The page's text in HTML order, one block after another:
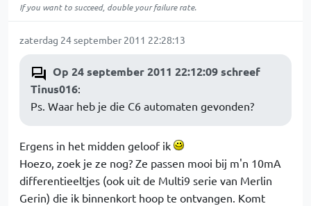
If you want to succeed, double your failure rate.
zaterdag 24 september 2011 22:28:13
Op 24 september 2011 22:12:09 schreef
Tinus016:
Ps. Waar heb je die C6 automaten gevonden?
Ergens in het midden geloof ik
Hoezo, zoek je ze nog? Ze passen mooi bij m'n 10mA
differentieeltjes (ook uit de Multi9 serie van Merlin
Gerin) die ik binnenkort hoop te ontvangen. Komt